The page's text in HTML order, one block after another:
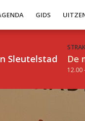
GIDS
Sleutelstad De
12.00